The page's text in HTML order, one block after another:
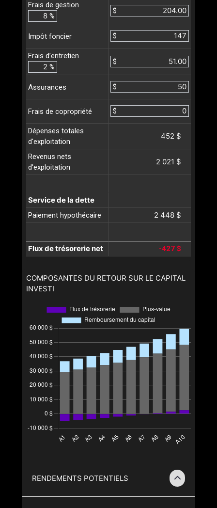
Frais de gestion
%
$
Impôt foncier $
Frais d’entretien
%
$
Assurances $
Frais de copropriété $
Dépenses totales
d'exploitation
452 $
Revenus nets
d'exploitation
2 021 $
Service de la dette
Paiement hypothécaire 2 448 $
Flux de trésorerie net -427 $
COMPOSANTES DU RETOUR SUR LE CAPITAL
INVESTI
RENDEMENTS POTENTIELS